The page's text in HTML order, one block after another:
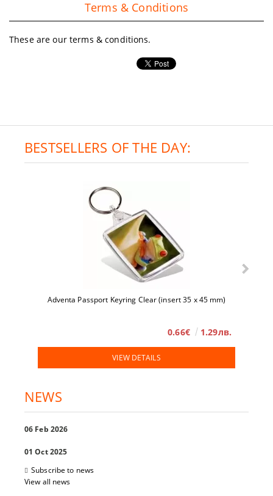
Terms & Conditions
These are our terms & conditions.
BESTSELLERS OF THE DAY:
Adventa Passport Keyring Clear (insert 35 x 45 mm)
0.66€ 1.29лв.
VIEW DETAILS
NEWS
06 Feb 2026
01 Oct 2025
Subscribe to news
View all news